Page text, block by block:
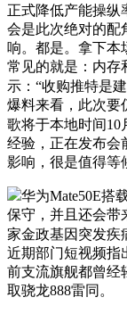
正式降低产能操纵
会是此次绝对的配
响。都是。拿下本
常见的就是：内存
示：“收购推特是
爆料来看，此次要
歌将于本地时间10
经验，正在发布会
影响，很是值得等
华为Mate50E搭
保守，并且还会带
家金政基因突发疾
近期部门短视频指
前支流旗舰都曾经
取骁龙888雷同。